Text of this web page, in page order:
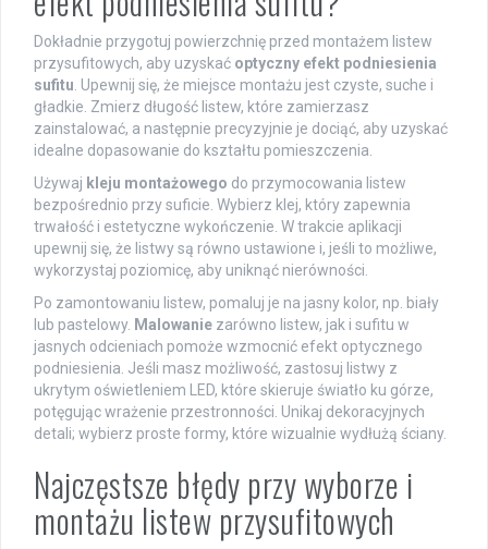
Dokładnie przygotuj powierzchnię przed montażem listew
przysufitowych, aby uzyskać optyczny efekt podniesienia
sufitu. Upewnij się, że miejsce montażu jest czyste, suche i
gładkie. Zmierz długość listew, które zamierzasz
zainstalować, a następnie precyzyjnie je dociąć, aby uzyskać
idealne dopasowanie do kształtu pomieszczenia.
Używaj kleju montażowego do przymocowania listew
bezpośrednio przy suficie. Wybierz klej, który zapewnia
trwałość i estetyczne wykończenie. W trakcie aplikacji
upewnij się, że listwy są równo ustawione i, jeśli to możliwe,
wykorzystaj poziomicę, aby uniknąć nierówności.
Po zamontowaniu listew, pomaluj je na jasny kolor, np. biały
lub pastelowy. Malowanie zarówno listew, jak i sufitu w
jasnych odcieniach pomoże wzmocnić efekt optycznego
podniesienia. Jeśli masz możliwość, zastosuj listwy z
ukrytym oświetleniem LED, które skieruje światło ku górze,
potęgując wrażenie przestronności. Unikaj dekoracyjnych
detali; wybierz proste formy, które wizualnie wydłużą ściany.
Najczęstsze błędy przy wyborze i
montażu listew przysufitowych